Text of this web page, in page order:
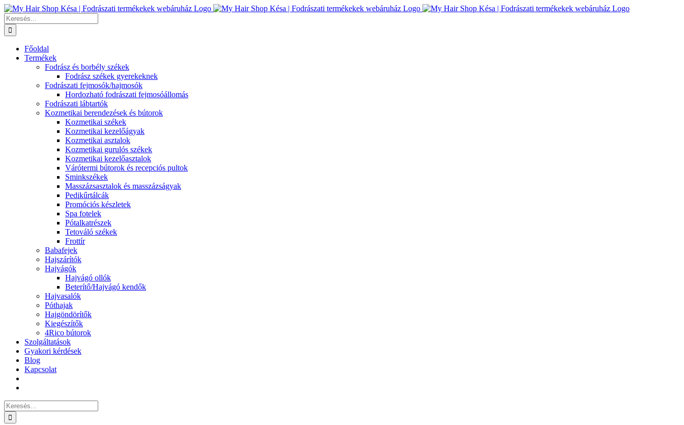
Kihagyás
Keresés...
Főoldal
Termékek
Fodrász és borbély székek
Fodrász székek gyerekeknek
Fodrászati fejmosók/hajmosók
Hordozható fodrászati fejmosóállomás
Fodrászati lábtartók
Kozmetikai berendezések és bútorok
Kozmetikai székek
Kozmetikai kezelőágyak
Kozmetikai asztalok
Kozmetikai gurulós székek
Kozmetikai kezelőasztalok
Várótermi bútorok és recepciós pultok
Sminkszékek
Masszázsasztalok és masszázságyak
Pedikűrtálcák
Promóciós készletek
Spa fotelek
Pótalkatrészek
Tetováló székek
Frottír
Babafejek
Hajszárítók
Hajvágók
Hajvágó ollók
Beterítő/Hajvágó kendők
Hajvasalók
Póthajak
Hajgöndörítők
Kiegészítők
4Rico bútorok
Szolgáltatások
Gyakori kérdések
Blog
Kapcsolat
Keresés...